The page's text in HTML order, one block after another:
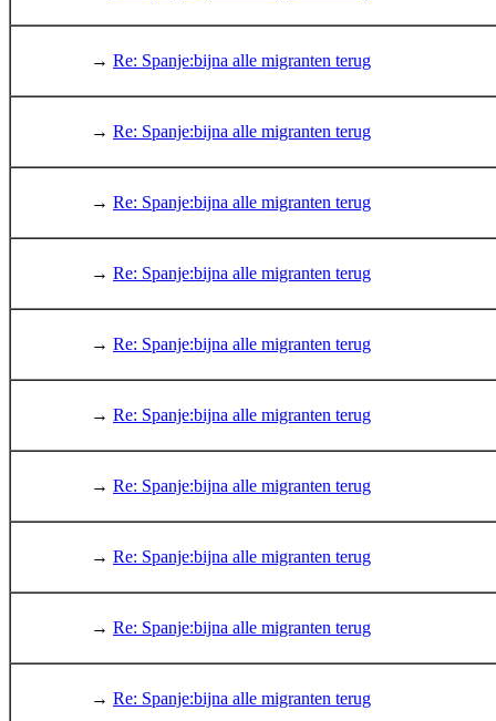
→ Re: Spanje:bijna alle migranten terug
→ Re: Spanje:bijna alle migranten terug
→ Re: Spanje:bijna alle migranten terug
→ Re: Spanje:bijna alle migranten terug
→ Re: Spanje:bijna alle migranten terug
→ Re: Spanje:bijna alle migranten terug
→ Re: Spanje:bijna alle migranten terug
→ Re: Spanje:bijna alle migranten terug
→ Re: Spanje:bijna alle migranten terug
→ Re: Spanje:bijna alle migranten terug